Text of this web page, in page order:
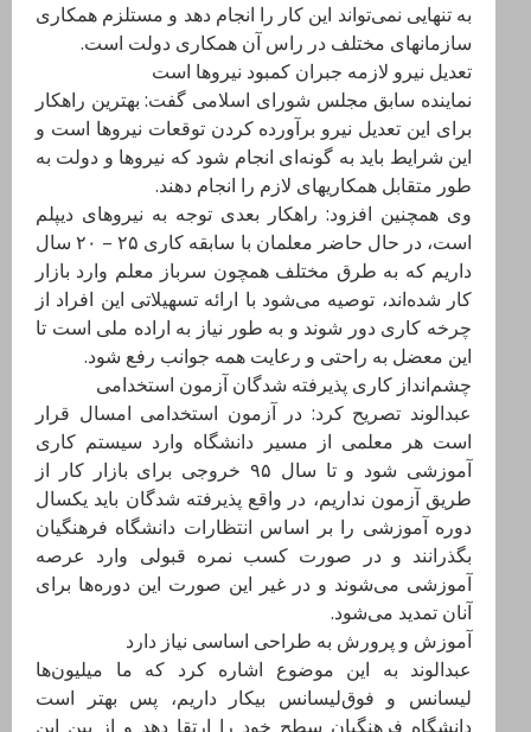
به تنهایی نمی‌تواند این کار را انجام دهد و مستلزم همکاری
سازمانهای مختلف در راس آن همکاری دولت است.
تعدیل نیرو لازمه جبران کمبود نیروها است
نماینده سابق مجلس شورای اسلامی گفت: بهترین راهکار
برای این تعدیل نیرو برآورده کردن توقعات نیروها است و
این شرایط باید به گونه‌ای انجام شود که نیروها و دولت به
طور متقابل همکاریهای لازم را انجام دهند.
وی همچنین افزود: راهکار بعدی توجه به نیروهای دیپلم
است، در حال حاضر معلمان با سابقه کاری ۲۵ – ۲۰ سال
داریم که به طرق مختلف همچون سرباز معلم وارد بازار
کار شده‌اند، توصیه می‌شود با ارائه تسهیلاتی این افراد از
چرخه کاری دور شوند و به طور نیاز به اراده ملی است تا
این معضل به راحتی و رعایت همه جوانب رفع شود.
چشم‌انداز کاری پذیرفته شدگان آزمون استخدامی
عبدالوند تصریح کرد: در آزمون استخدامی امسال قرار
است هر معلمی از مسیر دانشگاه وارد سیستم کاری
آموزشی شود و تا سال ۹۵ خروجی برای بازار کار از
طریق آزمون نداریم، در واقع پذیرفته شدگان باید یکسال
دوره آموزشی را بر اساس انتظارات دانشگاه فرهنگیان
بگذرانند و در صورت کسب نمره قبولی وارد عرصه
آموزشی می‌شوند و در غیر این صورت این دوره‌ها برای
آنان تمدید می‌شود.
آموزش و پرورش به طراحی اساسی نیاز دارد
عبدالوند به این موضوع اشاره کرد که ما میلیون‌ها
لیسانس و فوق‌لیسانس بیکار داریم، پس بهتر است
دانشگاه فرهنگیان سطح خود را ارتقا دهد و از بین این